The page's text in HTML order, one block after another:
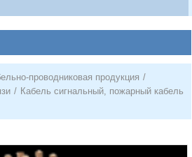
проводниковая продукция /
/ Кабель сигнальный, пожарный кабель